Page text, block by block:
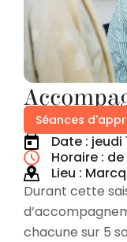
Séances
Date : jeudi
Horaire :
Lieu :
Durant cette
chacune sur 5